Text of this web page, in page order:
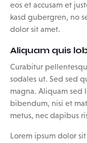
eos et accusam et
kasd gubergren, no
dolor sit amet.
Aliquam quis
Curabitur
sodales ut. Sed sed
magna. Aliquam sed
bibendum, nisi et
metus, nec dapibus
Lorem ipsum dolor